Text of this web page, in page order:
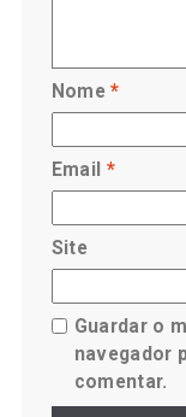
Nome*
Email *
Site
Guardar o
navegador
comentar.